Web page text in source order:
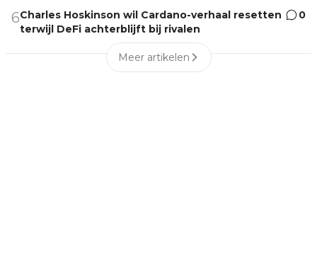
6Charles Hoskinson wil Cardano-verhaal resetten
terwijl DeFi achterblijft bij rivalen
0
Meer artikelen